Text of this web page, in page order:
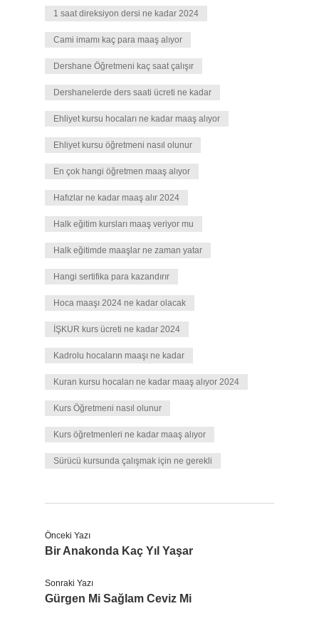
1 saat direksiyon dersi ne kadar 2024
Cami imamı kaç para maaş alıyor
Dershane Öğretmeni kaç saat çalışır
Dershanelerde ders saati ücreti ne kadar
Ehliyet kursu hocaları ne kadar maaş alıyor
Ehliyet kursu öğretmeni nasıl olunur
En çok hangi öğretmen maaş alıyor
Hafızlar ne kadar maaş alır 2024
Halk eğitim kursları maaş veriyor mu
Halk eğitimde maaşlar ne zaman yatar
Hangi sertifika para kazandırır
Hoca maaşı 2024 ne kadar olacak
İŞKUR kurs ücreti ne kadar 2024
Kadrolu hocaların maaşı ne kadar
Kuran kursu hocaları ne kadar maaş alıyor 2024
Kurs Öğretmeni nasıl olunur
Kurs öğretmenleri ne kadar maaş alıyor
Sürücü kursunda çalışmak için ne gerekli
Önceki Yazı
Bir Anakonda Kaç Yıl Yaşar
Sonraki Yazı
Gürgen Mi Sağlam Ceviz Mi